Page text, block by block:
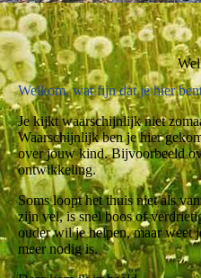
Welkom, wat fijn dat je hier
Je kijkt waarschijnlijk niet
Waarschijnlijk ben je hier
over jouw kind. Bijvoorbeeld
ontwikkeling.
Soms loopt het thuis niet als
zijn vel, is snel boos of
ouder wil je helpen, maar weet
meer nodig is.